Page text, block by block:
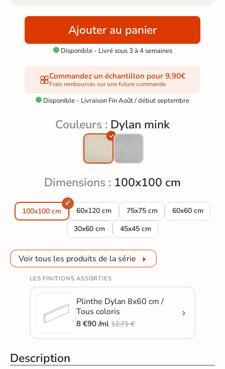
Ajouter au panier
Disponible - Livré sous 3 à 4 semaines
Commandez un échantillon pour 9,90€
Frais remboursés sur une future commande
 Disponible - Livraison Fin Août / début septembre
Couleurs : Dylan mink
Dimensions : 100x100 cm
100x100 cm 60x120 cm
Carrelage sol extérieur effet pierre Dylan
75x75 cm
Carrelage sol extérieur effet
60x60 cm
Carrelage sol
30x60 cm
Carrelage sol extérieur effet pierre Dylan
45x45 cm
Carrelage sol extérieur effet
Voir tous les produits de la série
LES FINITIONS ASSORTIES
Plinthe Dylan 8x60 cm /
Tous coloris
8 €90 /ml12,71 €
Description